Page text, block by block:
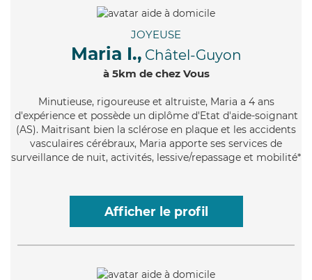
JOYEUSE
Maria I., Châtel-Guyon
à 5km de chez Vous
Minutieuse, rigoureuse et altruiste, Maria a 4 ans
d'expérience et possède un diplôme d'Etat d'aide-soignant
(AS). Maitrisant bien la sclérose en plaque et les accidents
vasculaires cérébraux, Maria apporte ses services de
surveillance de nuit, activités, lessive/repassage et mobilité*
Afficher le profil